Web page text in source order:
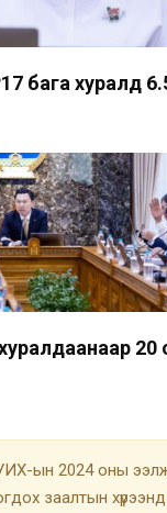
бага хуралд
20
ын 2024 оны
заалтын